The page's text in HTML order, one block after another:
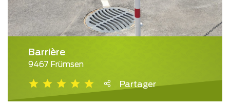
Barrière
9467 Frümsen
Partager